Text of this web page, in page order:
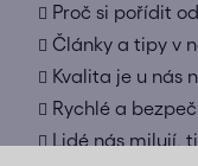
Proč si pořídit
Články a tipy v
Kvalita je u nás
Rychlé a
Lidé nás milují,